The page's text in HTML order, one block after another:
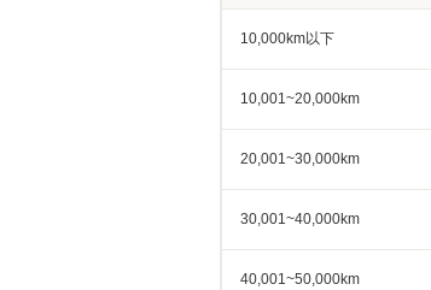
10,000km以下
10,001~20,000km
20,001~30,000km
30,001~40,000km
40,001~50,000km